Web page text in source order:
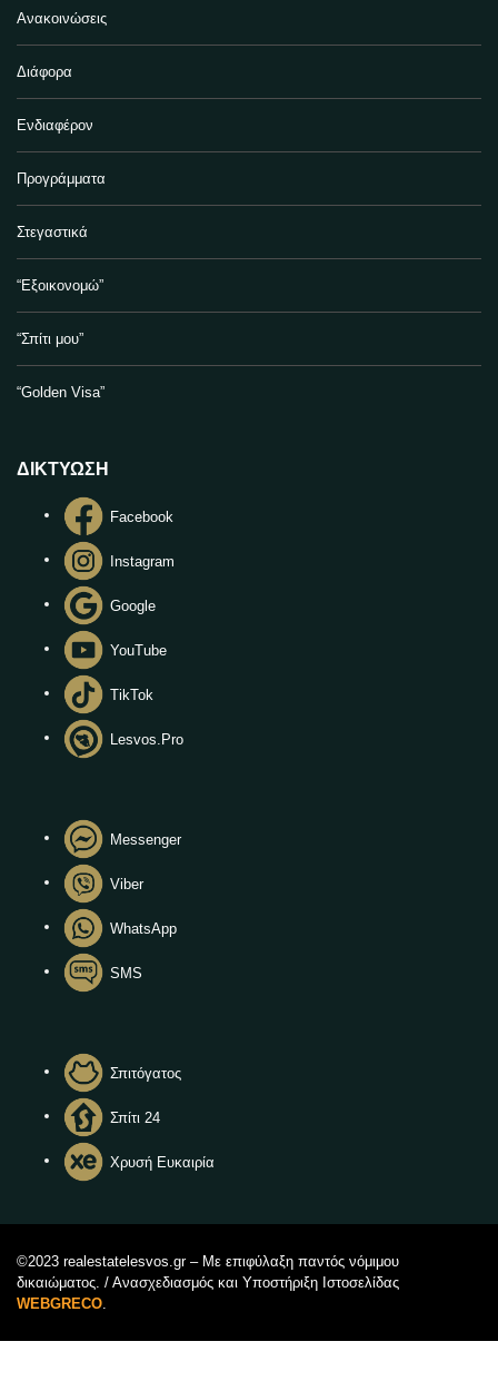
Ανακοινώσεις
Διάφορα
Ενδιαφέρον
Προγράμματα
Στεγαστικά
“Εξοικονομώ”
“Σπίτι μου”
“Golden Visa”
ΔΙΚΤΥΩΣΗ
Facebook
Instagram
Google
YouTube
TikTok
Lesvos.Pro
Messenger
Viber
WhatsApp
SMS
Σπιτόγατος
Σπίτι 24
Χρυσή Ευκαιρία
©2023 realestatelesvos.gr – Με επιφύλαξη παντός νόμιμου
δικαιώματος. / Ανασχεδιασμός και Υποστήριξη Ιστοσελίδας
WEBGRECO.